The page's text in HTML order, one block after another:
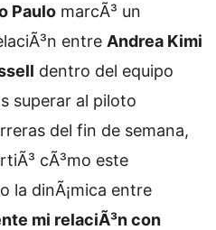
Paulo marcÃ³ un
entre Andrea Kimi
dentro del equipo
superar al piloto
del fin de semana,
cÃ³mo este
la dinÃ¡mica entre
mi relaciÃ³n con